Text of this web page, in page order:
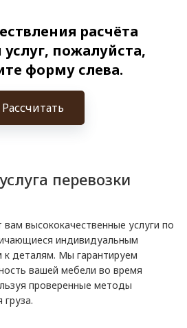
расчёта
пожалуйста,
форму слева.
Рассчитать
перевозки
вам высококачественные услуги по
индивидуальным
деталям. Мы гарантируем
вашей мебели во время
проверенные методы
груза.